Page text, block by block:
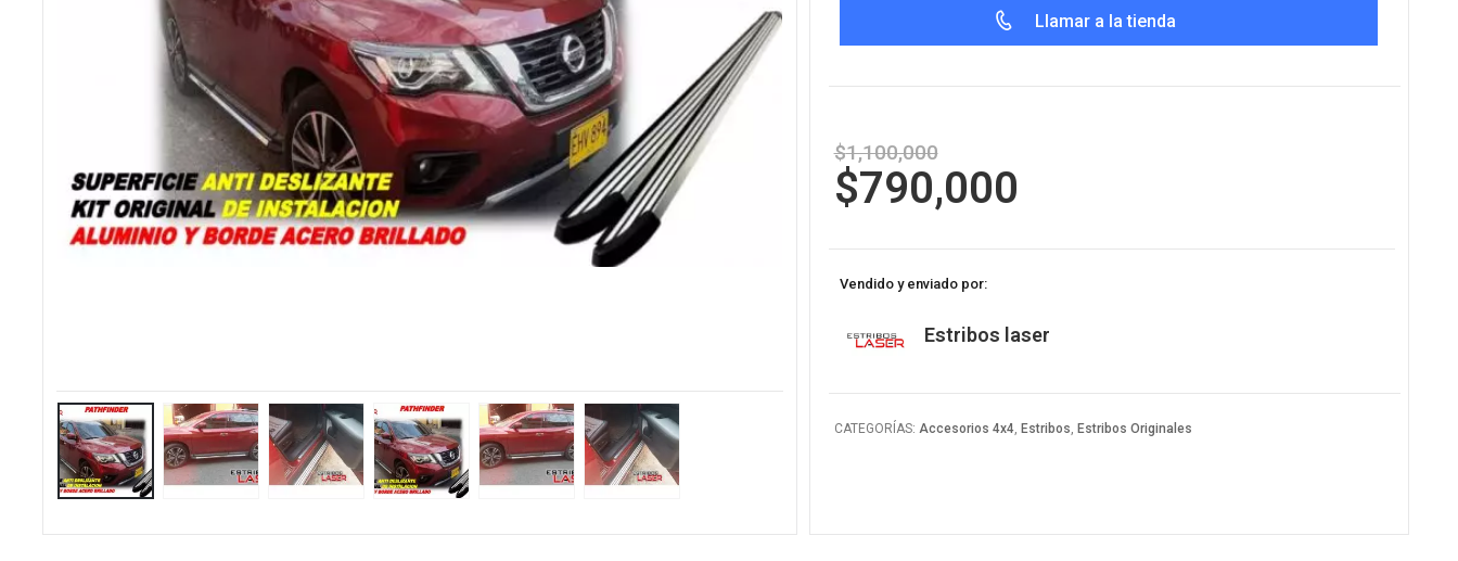
Llamar a la tienda
$1,100,000
$790,000
Vendido y enviado por:
Estribos laser
CATEGORÍAS: Accesorios 4x4, Estribos Estribos Originales